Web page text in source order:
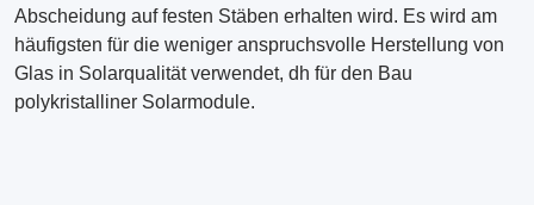
Abscheidung auf festen Stäben erhalten wird. Es wird am
häufigsten für die weniger anspruchsvolle Herstellung von
Glas in Solarqualität verwendet, dh für den Bau
polykristalliner Solarmodule.